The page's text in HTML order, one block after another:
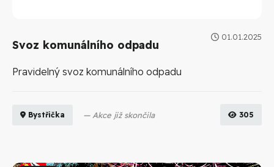
01.01.2025
Svoz komunálního odpadu
Pravidelný svoz komunálního odpadu
Bystřička Akce již skončila 305